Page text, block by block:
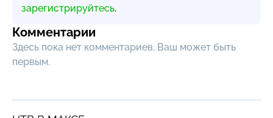
зарегистрируйтесь.
Комментарии
Здесь пока нет комментариев, Ваш может быть
первым.